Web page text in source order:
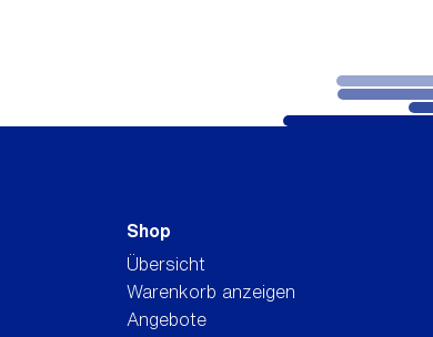
Shop
Übersicht
Warenkorb anzeigen
Angebote